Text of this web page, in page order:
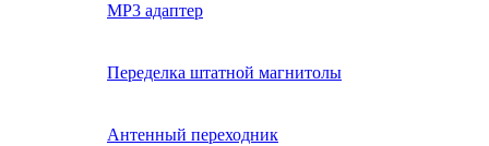
MP3 адаптер
Переделка штатной магнитолы
Антенный переходник